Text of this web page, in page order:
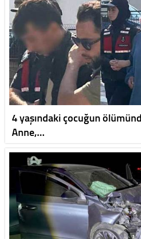
4 yaşındaki çocuğun
Anne,…